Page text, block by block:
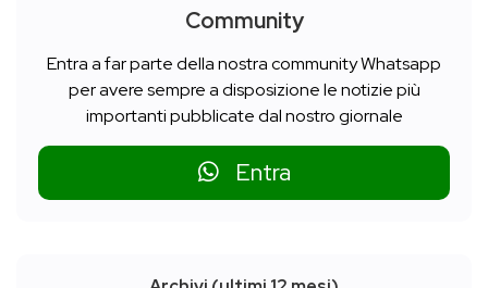
Community
Entra a far parte della nostra community Whatsapp
per avere sempre a disposizione le notizie più
importanti pubblicate dal nostro giornale
Entra